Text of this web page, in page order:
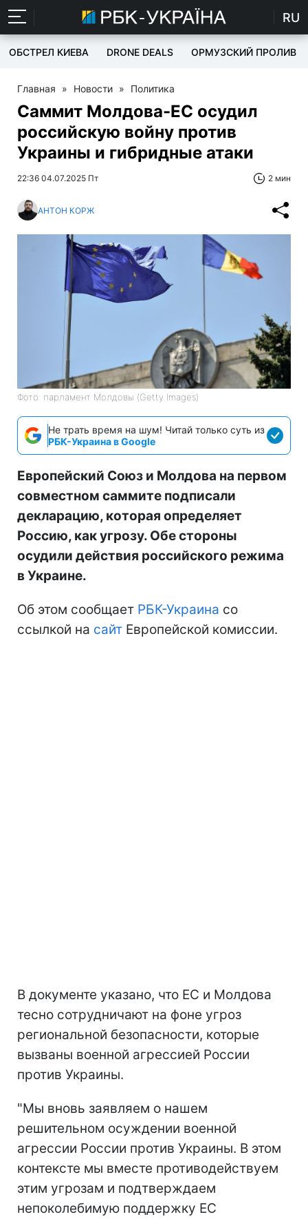
RU
ОБСТРЕЛ КИЕВА DRONE DEALS ОРМУЗСКИЙ ПРОЛИВ
Главная » Новости » Политика
Саммит Молдова-ЕС осудил
российскую войну против
Украины и гибридные атаки
22:36 04.07.2025 Пт 2 мин
АНТОН КОРЖ
Фото: парламент Молдовы (Getty Images)
Не трать время на шум! Читай только суть из
РБК-Украина в Google
Европейский Союз и Молдова на первом
совместном саммите подписали
декларацию, которая определяет
Россию, как угрозу. Обе стороны
осудили действия российского режима
в Украине.
Об этом сообщает РБК-Украина со
ссылкой на сайт Европейской комиссии.
В документе указано, что ЕС и Молдова
тесно сотрудничают на фоне угроз
региональной безопасности, которые
вызваны военной агрессией России
против Украины.
"Мы вновь заявляем о нашем
решительном осуждении военной
агрессии России против Украины. В этом
контексте мы вместе противодействуем
этим угрозам и подтверждаем
непоколебимую поддержку ЕС